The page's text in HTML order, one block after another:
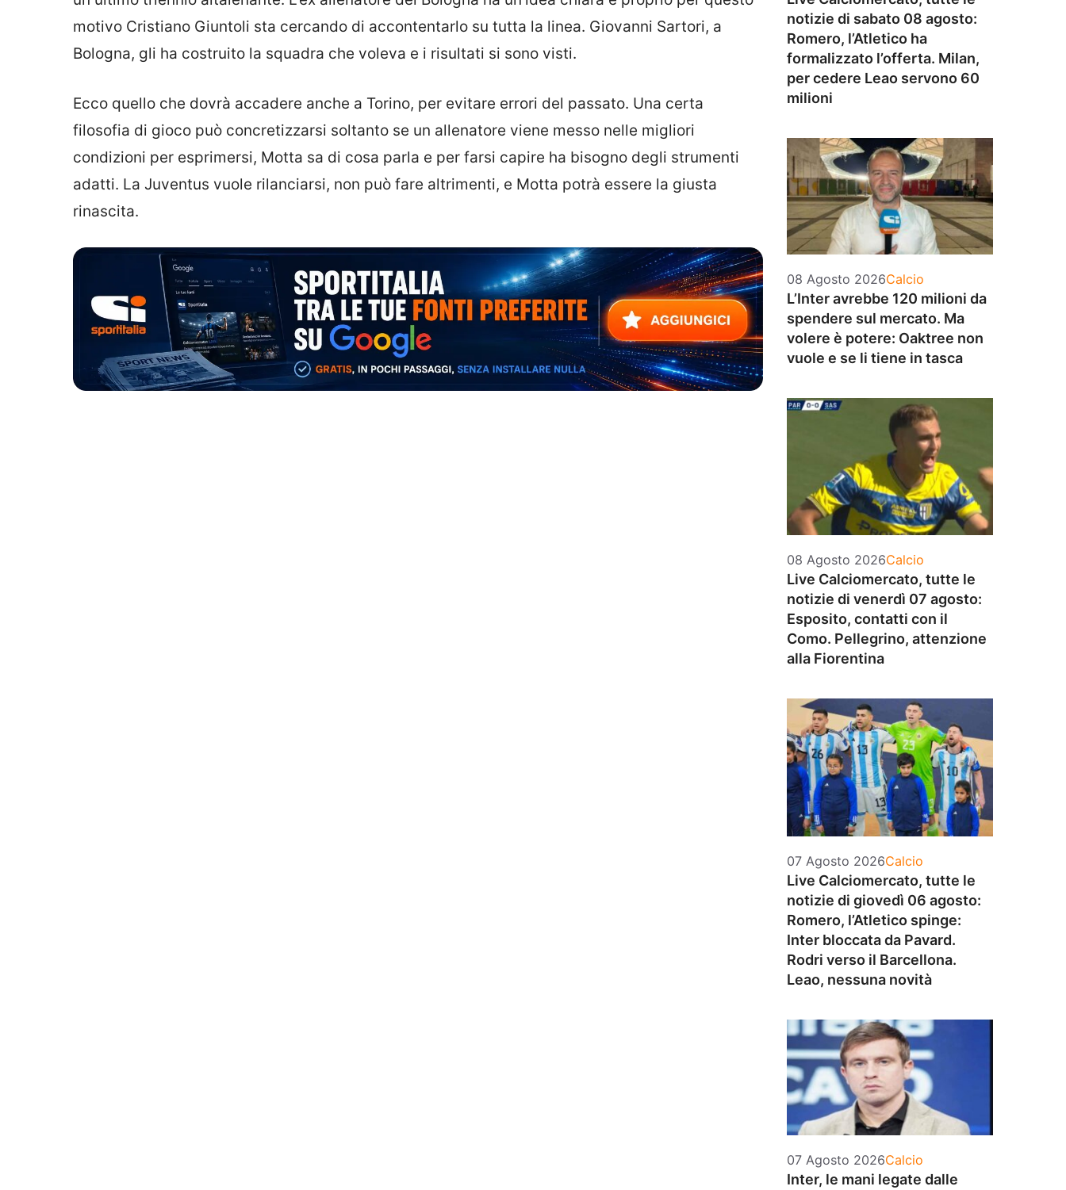
motivo Cristiano Giuntoli sta cercando di accontentarlo su tutta la linea. Giovanni Sartori, a
Bologna, gli ha costruito la squadra che voleva e i risultati si sono visti.
Ecco quello che dovrà accadere anche a Torino, per evitare errori del passato. Una certa
filosofia di gioco può concretizzarsi soltanto se un allenatore viene messo nelle migliori
condizioni per esprimersi, Motta sa di cosa parla e per farsi capire ha bisogno degli strumenti
adatti. La Juventus vuole rilanciarsi, non può fare altrimenti, e Motta potrà essere la giusta
rinascita.
notizie di sabato 08 agosto:
Romero, l’Atletico ha
formalizzato l’offerta. Milan,
per cedere Leao servono 60
milioni
08 Agosto 2026Categorie
Calcio
L’Inter avrebbe 120 milioni da
spendere sul mercato. Ma
volere è potere: Oaktree non
vuole e se li tiene in tasca
08 Agosto 2026Categorie
Calcio
Live Calciomercato, tutte le
notizie di venerdì 07 agosto:
Esposito, contatti con il
Como. Pellegrino, attenzione
alla Fiorentina
07 Agosto 2026Categorie
Calcio
Live Calciomercato, tutte le
notizie di giovedì 06 agosto:
Romero, l’Atletico spinge:
Inter bloccata da Pavard.
Rodri verso il Barcellona.
Leao, nessuna novità
07 Agosto 2026Categorie
Calcio
Inter, le mani legate dalle